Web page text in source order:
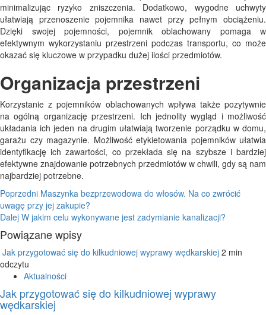
minimalizując ryzyko zniszczenia. Dodatkowo, wygodne uchwyty
ułatwiają przenoszenie pojemnika nawet przy pełnym obciążeniu.
Dzięki swojej pojemności, pojemnik oblachowany pomaga w
efektywnym wykorzystaniu przestrzeni podczas transportu, co może
okazać się kluczowe w przypadku dużej ilości przedmiotów.
Organizacja przestrzeni
Korzystanie z pojemników oblachowanych wpływa także pozytywnie
na ogólną organizację przestrzeni. Ich jednolity wygląd i możliwość
układania ich jeden na drugim ułatwiają tworzenie porządku w domu,
garażu czy magazynie. Możliwość etykietowania pojemników ułatwia
identyfikację ich zawartości, co przekłada się na szybsze i bardziej
efektywne znajdowanie potrzebnych przedmiotów w chwili, gdy są nam
najbardziej potrzebne.
Nawigacja
wpisu
Poprzedni Maszynka bezprzewodowa do włosów. Na co zwrócić
uwagę przy jej zakupie?
Dalej W jakim celu wykonywane jest zadymianie kanalizacji?
Powiązane wpisy
Jak przygotować się do kilkudniowej wyprawy wędkarskiej 2 min
odczytu
Aktualności
Jak przygotować się do kilkudniowej wyprawy
wędkarskiej